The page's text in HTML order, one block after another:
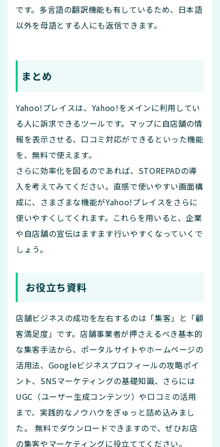
です。多言語の翻訳機能も有しているため、日本語
以外を母語とする人にも返信できます。
まとめ
Yahoo!プレイスは、Yahoo!をメインに利用してい
る人に訴求できるツールです。マップに自店舗の情
報を表示させる、口コミ対応ができるといった機能
を、無料で使えます。
さらに効率化を図るのであれば、STOREPADの導
入を考えてみてください。直感で使いやすい画面構
成に、さまざまな機能がYahoo!プレイスをさらに
使いやすくしてくれます。これらを用いると、企業
や自店舗の宣伝はますます行いやすくなっていくで
しょう。
お役立ち資料
店舗ビジネスの成功を左右するのは「集客」と「顧
客満足度」です。店舗事業者が押さえるべき基本的
な集客手法から、ポータルサイトやホームページの
活用法、Googleビジネスプロフィールの攻略ポイ
ント、SNSマーケティングの基礎知識、さらには
UGC（ユーザー生成コンテンツ）や口コミの活用
まで、実践的なノウハウをぎゅっと詰め込みまし
た。 無料でダウンロードできますので、ぜひお店
の集客やマーケティングに役立ててください。